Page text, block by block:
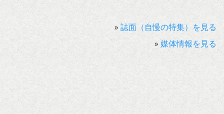
» 誌面（自慢の特集）を見る
» 媒体情報を見る